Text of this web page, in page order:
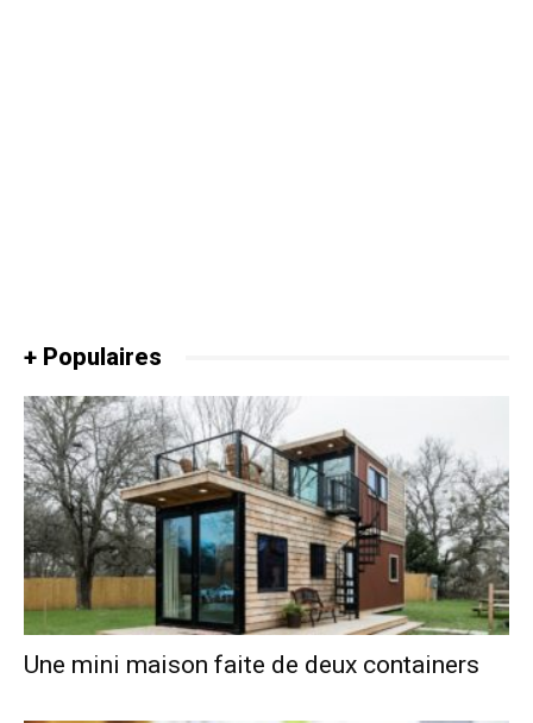
+ Populaires
Une mini maison faite de deux containers